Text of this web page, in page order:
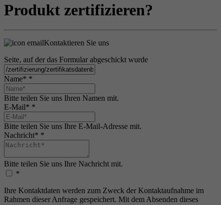
Produkt zertifizieren?
Kontaktieren Sie uns
Seite, auf der das Formular abgeschickt wurde
Name* *
Bitte teilen Sie uns Ihren Namen mit.
E-Mail* *
Bitte teilen Sie uns Ihre E-Mail-Adresse mit.
Nachricht* *
Bitte teilen Sie uns Ihre Nachricht mit.
*
Ihre Kontaktdaten werden zum Zweck der Kontaktaufnahme im
Rahmen dieser Anfrage gespeichert. Mit dem Absenden dieses